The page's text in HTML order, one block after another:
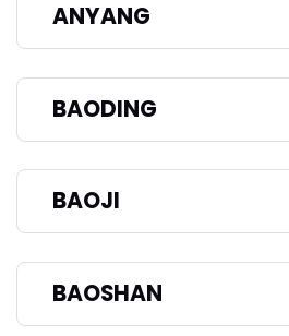
ANYANG
BAODING
BAOJI
BAOSHAN